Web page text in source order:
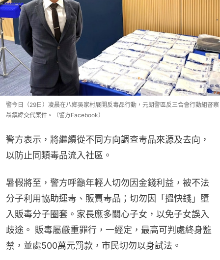
警今日（29日）凌晨在八鄉吳家村展開反毒品行動，元朗警區反三合會行動組督察
聶鎮緯交代案件。（警方Facebook）
警方表示，將繼續從不同方向調查毒品來源及去向，
以防止同類毒品流入社區。
暑假將至，警方呼籲年輕人切勿因金錢利益，被不法
分子利用協助運毒、販賣毒品；切勿因「搵快錢」墮
入販毒分子圈套。家長應多關心子女，以免子女誤入
歧途。 販毒屬嚴重罪行，一經定，最高可判處終身監
禁，並處500萬元罰款，市民切勿以身試法。